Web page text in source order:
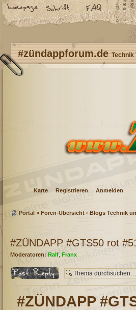
#zündappforum.de Technik
Karte Registrieren Anmelden
Portal » Foren-Übersicht ‹ Blogs Technik
#ZÜNDAPP #GTS50 rot
Moderatoren: Ralf Franx
Antwort erstellen
#ZÜNDAPP